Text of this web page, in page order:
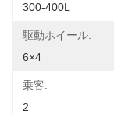
300-400L
駆動ホイール:
6×4
乗客:
2